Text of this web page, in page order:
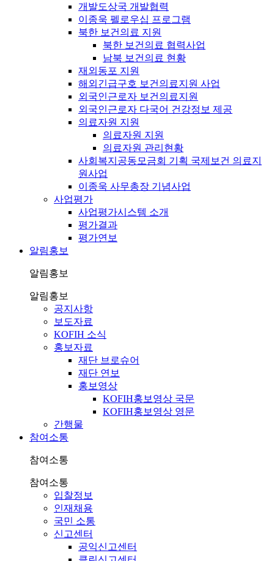
개발도상국 개발협력
이종욱 펠로우십 프로그램
북한 보건의료 지원
북한 보건의료 협력사업
남북 보건의료 현황
재외동포 지원
해외긴급구호 보건의료지원 사업
외국인근로자 보건의료지원
외국인근로자 다국어 건강정보 제공
의료자원 지원
의료자원 지원
의료자원 관리현황
사회복지공동모금회 기획 국제보건 의료지
원사업
이종욱 사무총장 기념사업
사업평가
사업평가시스템 소개
평가결과
평가연보
알림홍보
알림홍보
알림홍보
공지사항
보도자료
KOFIH 소식
홍보자료
재단 브로슈어
재단 연보
홍보영상
KOFIH홍보영상 국문
KOFIH홍보영상 영문
간행물
참여소통
참여소통
참여소통
입찰정보
인재채용
국민 소통
신고센터
공익신고센터